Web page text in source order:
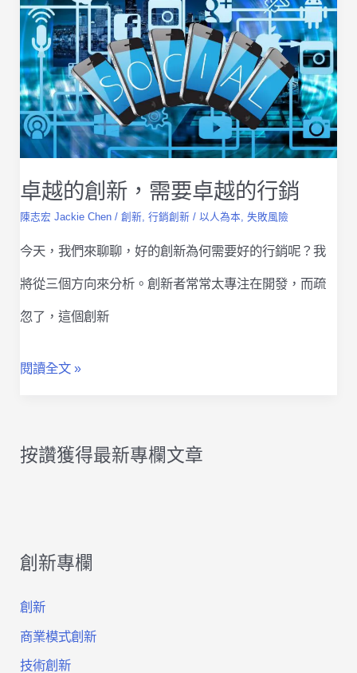
法
師：
創
新
卓越的創新，需要卓越的行銷
陳志宏 Jackie Chen/創新 ,行銷創新 /以人為本 ,失敗風險
今天，我們來聊聊，好的創新為何需要好的行銷呢？我
將從三個方向來分析。創新者常常太專注在開發，而疏
忽了，這個創新
卓
創
要
越
的
閱讀全文 »
按讚獲得最新專欄文章
創新專欄
創新
商業模式創新
技術創新